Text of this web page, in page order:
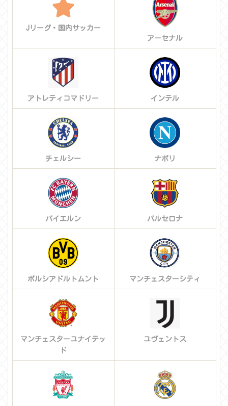
Jリーグ・国内サッカー
アーセナル
アトレティコマドリー インテル
チェルシー ナポリ
バイエルン バルセロナ
ボルシアドルトムント マンチェスターシティ
マンチェスターユナイテッ
ド
ユヴェントス